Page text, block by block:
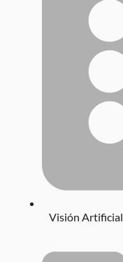
Visión Artificial